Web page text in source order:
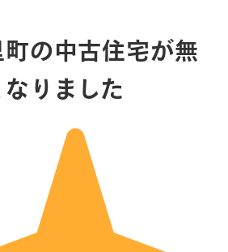
の中古住宅が無
りました